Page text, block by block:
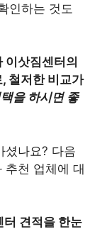
인하는 것도
이삿짐센터의
철저한 비교가
을 하시면 좋
셨나요? 다음
추천 업체에 대
터 견적을 한눈